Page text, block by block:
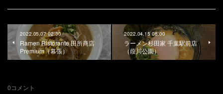
2022.05.07 02:30
Ramen Ristorante 田所商店
Premium（幕張）
2022.04.15 08:00
ラーメン杉田家 千葉駅前店
（葭川公園）
0コメント